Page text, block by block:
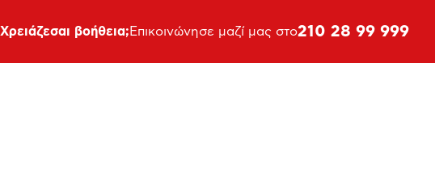
Xρειάζεσαι βοήθεια; Επικοινώνησε μαζί μας στο210 28 99 999